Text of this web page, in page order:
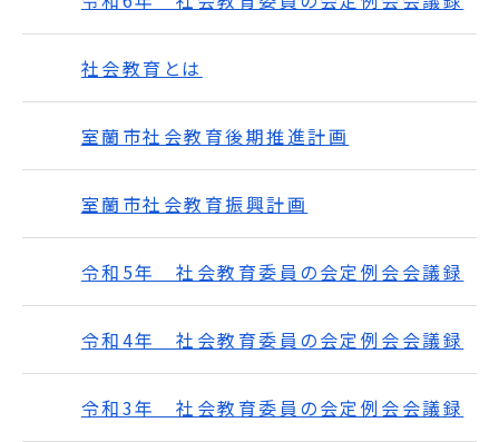
社会教育とは
室蘭市社会教育後期推進計画
室蘭市社会教育振興計画
令和5年 社会教育委員の会定例会会議録
令和4年 社会教育委員の会定例会会議録
令和3年 社会教育委員の会定例会会議録